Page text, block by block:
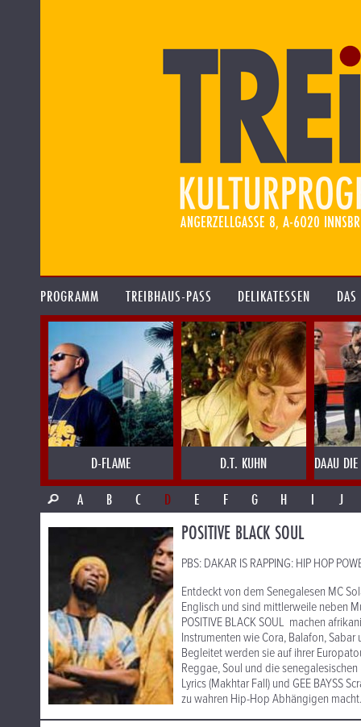
PROGRAMM TREIBHAUS-PASS DELIKATESSEN
D-FLAME D.T. KUHN
DAAU DIE
A
B C D E F G H I J
POSITIVE BLACK SOUL
PBS: DAKAR IS RAPPING: HIP HOP
Entdeckt von dem Senegalesen MC
Englisch und sind mittlerweile neben
POSITIVE BLACK SOUL machen
Instrumenten wie Cora, Balafon, Sabar
Begleitet werden sie auf ihrer
Reggae, Soul und die senegalesischen
Lyrics (Makhtar Fall) und GEE BAYSS
zu wahren Hip-Hop Abhängigen macht.